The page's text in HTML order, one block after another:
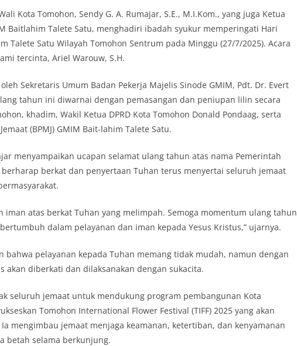
Kota Tomohon, Sendy G. A. Rumajar, S.E., M.I.Kom., yang juga Ketua
Baitlahim Talete Satu, menghadiri ibadah syukur memperingati Hari
Talete Satu Wilayah Tomohon Sentrum pada Minggu (27/7/2025). Acara
tercinta, Ariel Warouw, S.H.
Sekretaris Umum Badan Pekerja Majelis Sinode GMIM, Pdt. Dr. Evert
tahun ini diwarnai dengan pemasangan dan peniupan lilin secara
khadim, Wakil Ketua DPRD Kota Tomohon Donald Pondaag, serta
(BPMJ) GMIM Bait-lahim Talete Satu.
menyampaikan ucapan selamat ulang tahun atas nama Pemerintah
berharap berkat dan penyertaan Tuhan terus menyertai seluruh jemaat
iman atas berkat Tuhan yang melimpah. Semoga momentum ulang tahun
dalam pelayanan dan iman kepada Yesus Kristus,” ujarnya.
bahwa pelayanan kepada Tuhan memang tidak mudah, namun dengan
akan diberkati dan dilaksanakan dengan sukacita.
seluruh jemaat untuk mendukung program pembangunan Kota
Tomohon International Flower Festival (TIFF) 2025 yang akan
mengimbau jemaat menjaga keamanan, ketertiban, dan kenyamanan
betah selama berkunjung.